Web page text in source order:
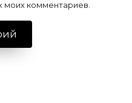
моих комментариев.